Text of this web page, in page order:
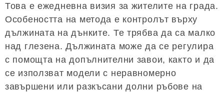
Това е ежедневна визия за жителите на града.
Особеността на метода е контролът върху
дължината на дънките. Те трябва да са малко
над глезена. Дължината може да се регулира
с помощта на допълнителни завои, както и да
се използват модели с неравномерно
завършени или разкъсани долни ръбове на